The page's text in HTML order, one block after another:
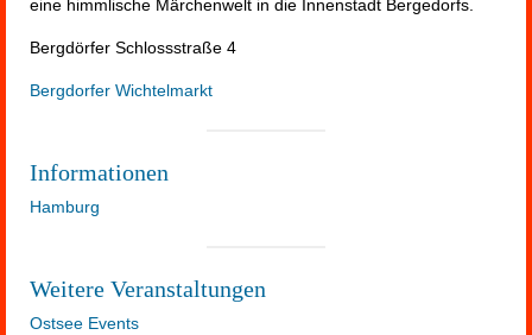
eine himmlische Märchenwelt in die Innenstadt Bergedorfs.
Bergdörfer Schlossstraße 4
Bergdorfer Wichtelmarkt
Informationen
Hamburg
Weitere Veranstaltungen
Ostsee Events